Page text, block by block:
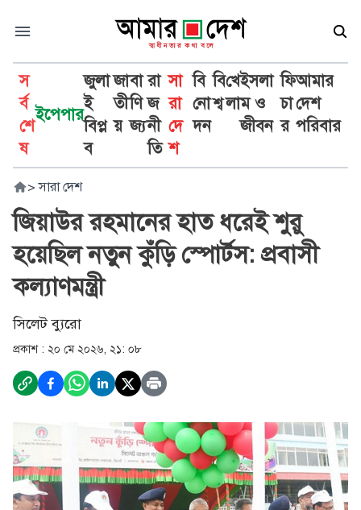
স
র্ব
শে
ষ
ইপেপার
জুলা
ই
বিপ্ল
ব
জা
তী
য়
বা
ণি
জ্য
রা
জ
নী
তি
সা
রা
দে
শ
বি
নো
দন
বি
শ্ব
খে
লা
ইসলা
ম ও
জীবন
ফি
চা
র
আমার
দেশ
পরিবার
> সারা দেশ
জিয়াউর রহমানের হাত ধরেই শুরু
হয়েছিল নতুন কুঁড়ি স্পোর্টস: প্রবাসী
কল্যাণমন্ত্রী
সিলেট ব্যুরো
প্রকাশ : ২০ মে ২০২৬, ২১: ০৮